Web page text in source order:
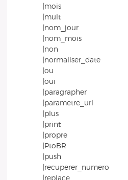
|mois
|mult
|nom_jour
|nom_mois
|non
|normaliser_date
|ou
|oui
|paragrapher
|parametre_url
|plus
|print
|propre
|PtoBR
|push
|recuperer_numero
|replace